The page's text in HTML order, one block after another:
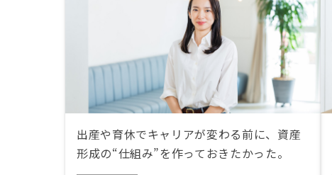
出産や育休でキャリアが変わる前に、資産
形成の“仕組み”を作っておきたかった。